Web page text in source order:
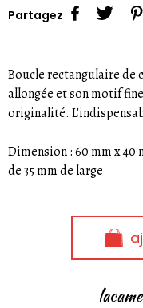
Partagez
Boucle rectangulaire de
allongée et son motif
originalité.
Dimension : 60 mm x 40
de 35 mm de large